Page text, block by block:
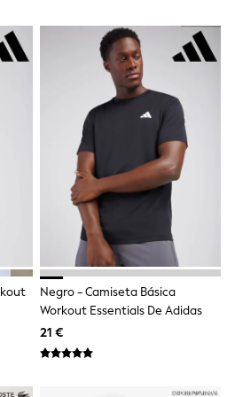
Negro - Camiseta Básica
Workout Essentials De Adidas
21 €